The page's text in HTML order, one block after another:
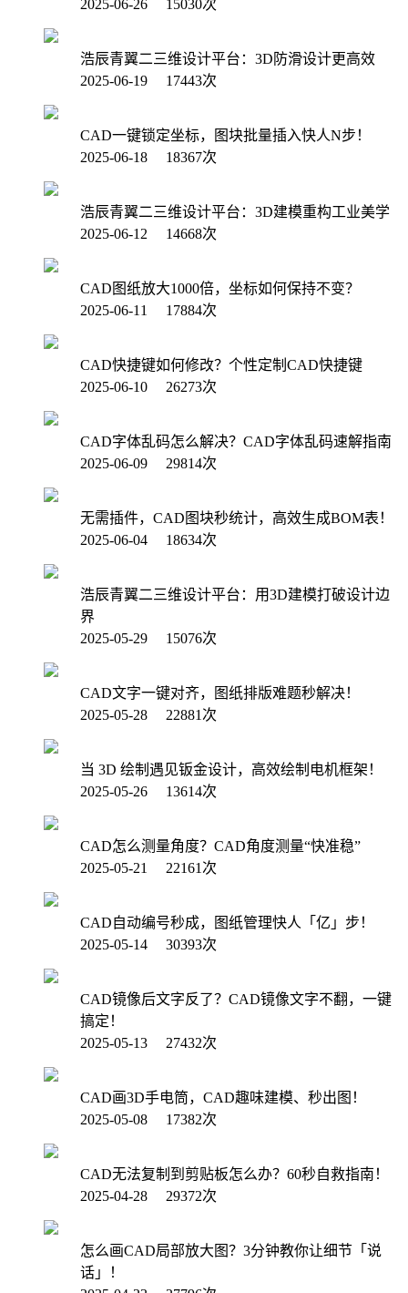
2025-06-26 15030次
浩辰青翼二三维设计平台：3D防滑设计更高效
2025-06-19 17443次
CAD一键锁定坐标，图块批量插入快人N步！
2025-06-18 18367次
浩辰青翼二三维设计平台：3D建模重构工业美学
2025-06-12 14668次
CAD图纸放大1000倍，坐标如何保持不变？
2025-06-11 17884次
CAD快捷键如何修改？个性定制CAD快捷键
2025-06-10 26273次
CAD字体乱码怎么解决？CAD字体乱码速解指南
2025-06-09 29814次
无需插件，CAD图块秒统计，高效生成BOM表！
2025-06-04 18634次
浩辰青翼二三维设计平台：用3D建模打破设计边
界
2025-05-29 15076次
CAD文字一键对齐，图纸排版难题秒解决！
2025-05-28 22881次
当 3D 绘制遇见钣金设计，高效绘制电机框架！
2025-05-26 13614次
CAD怎么测量角度？CAD角度测量“快准稳”
2025-05-21 22161次
CAD自动编号秒成，图纸管理快人「亿」步！
2025-05-14 30393次
CAD镜像后文字反了？CAD镜像文字不翻，一键
搞定！
2025-05-13 27432次
CAD画3D手电筒，CAD趣味建模、秒出图！
2025-05-08 17382次
CAD无法复制到剪贴板怎么办？60秒自救指南！
2025-04-28 29372次
怎么画CAD局部放大图？3分钟教你让细节「说
话」！